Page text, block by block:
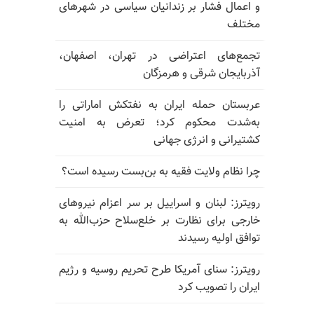
و اعمال فشار بر زندانیان سیاسی در شهرهای
مختلف
تجمع‌های اعتراضی در تهران، اصفهان،
آذربایجان شرقی و هرمزگان
عربستان حمله ایران به نفتکش اماراتی را
به‌شدت محکوم کرد؛ تعرض به امنیت
کشتیرانی و انرژی جهانی
چرا نظام ولایت فقیه به بن‌بست رسیده است؟
رویترز: لبنان و اسراییل بر سر اعزام نیروهای
خارجی برای نظارت بر خلع‌سلاح حزب‌الله به
توافق اولیه رسیدند
رویترز: سنای آمریکا طرح تحریم روسیه و رژیم
ایران را تصویب کرد